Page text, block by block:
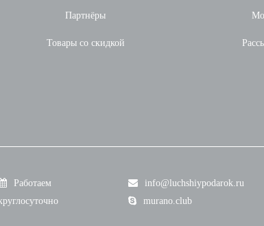
Партнёры
Товары со скидкой
Работаем
info@luchshiypodarok.ru
murano.club